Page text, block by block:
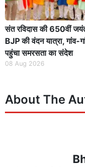
संत रविदास की 650वीं
BJP की वंदन यात्रा, गांव-
पहुंचा समरसता का संदेश
08 Aug 2026
About The